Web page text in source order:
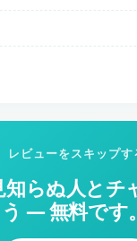
レビューをスキップす
知らぬ人とチ
う ― 無料です